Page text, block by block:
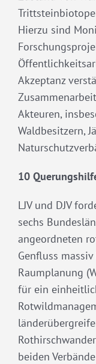
Hierzu sind
Akzeptanz
Akteuren,
Waldbesitzern,
10
LJV und DJV
sechs
angeordneten
Genfluss
Raumplanung
für ein
beiden